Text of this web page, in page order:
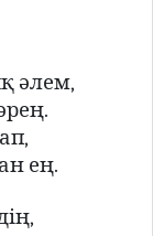
əлем,
ең.